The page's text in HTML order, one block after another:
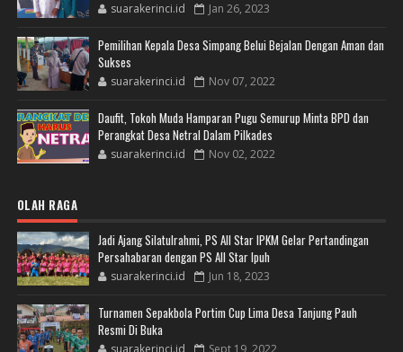
suarakerinci.id Jan 26, 2023
Pemilihan Kepala Desa Simpang Belui Bejalan Dengan Aman dan
Sukses
suarakerinci.id Nov 07, 2022
Daufit, Tokoh Muda Hamparan Pugu Semurup Minta BPD dan
Perangkat Desa Netral Dalam Pilkades
suarakerinci.id Nov 02, 2022
OLAH RAGA
Jadi Ajang Silatulrahmi, PS All Star IPKM Gelar Pertandingan
Persahabaran dengan PS All Star Ipuh
suarakerinci.id Jun 18, 2023
Turnamen Sepakbola Portim Cup Lima Desa Tanjung Pauh
Resmi Di Buka